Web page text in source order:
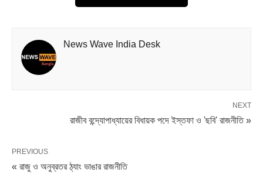
News Wave India Desk
NEXT
রাজীব বন্দ্যোপাধ্যায়ের বিধায়ক পদে ইস্তফা ও 'ছবি' রাজনীতি »
PREVIOUS
« রাজু ও অনুব্রতর ঠ্যাং ভাঙার রাজনীতি